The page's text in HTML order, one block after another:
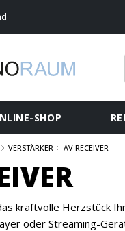
SHOP
VERSTÄRKER AV-RECEIVER
kraftvolle Herzstück
oder Streaming-